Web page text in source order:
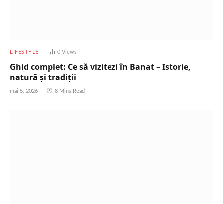
LIFESTYLE 0 Views
Ghid complet: Ce să vizitezi în Banat – Istorie,
natură și tradiții
mai 5, 2026 8 Mins Read